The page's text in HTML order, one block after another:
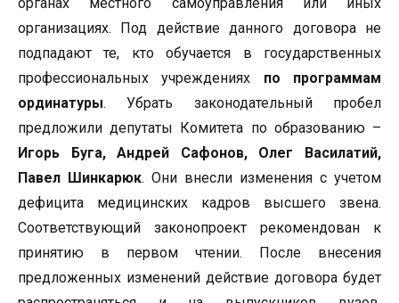
организациях. Под действие данного договора не
подпадают те, кто обучается в государственных
профессиональных учреждениях по программам
ординатуры. Убрать законодательный пробел
предложили депутаты Комитета по образованию –
Игорь Буга, Андрей Сафонов, Олег Василатий,
Павел Шинкарюк. Они внесли изменения с учетом
дефицита медицинских кадров высшего звена.
Соответствующий законопроект рекомендован к
принятию в первом чтении. После внесения
предложенных изменений действие договора будет